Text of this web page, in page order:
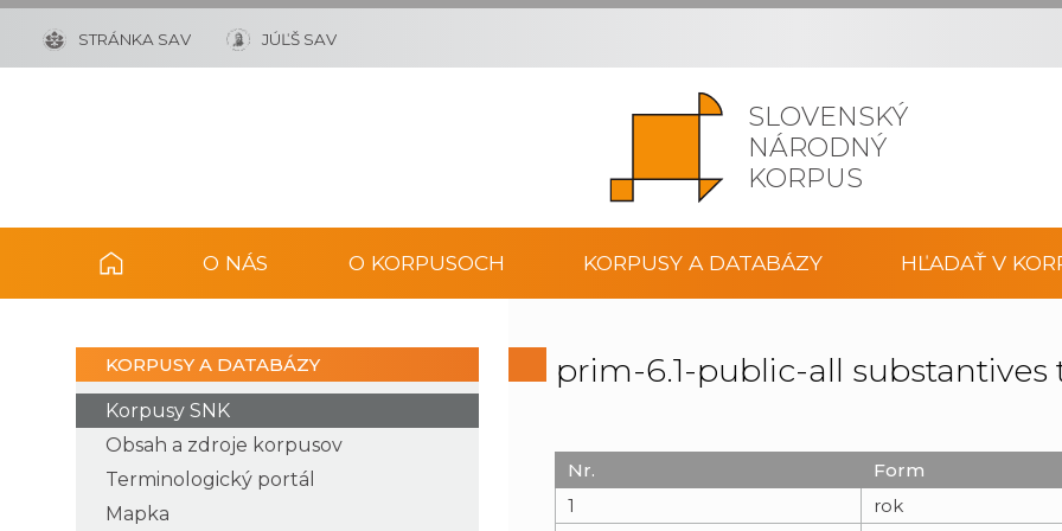
SLOVENSKÝ
NÁRODNÝ
KORPUS
STRÁNKA SAV JÚĽŠ SAV
O NÁS O KORPUSOCH KORPUSY A DATABÁZY HĽADAŤ V
KORPUSY A DATABÁZY
Korpusy SNK
Obsah a zdroje korpusov
Terminologický portál
Mapka
prim-6.1-public-all substantives
Nr. Form
1
rok